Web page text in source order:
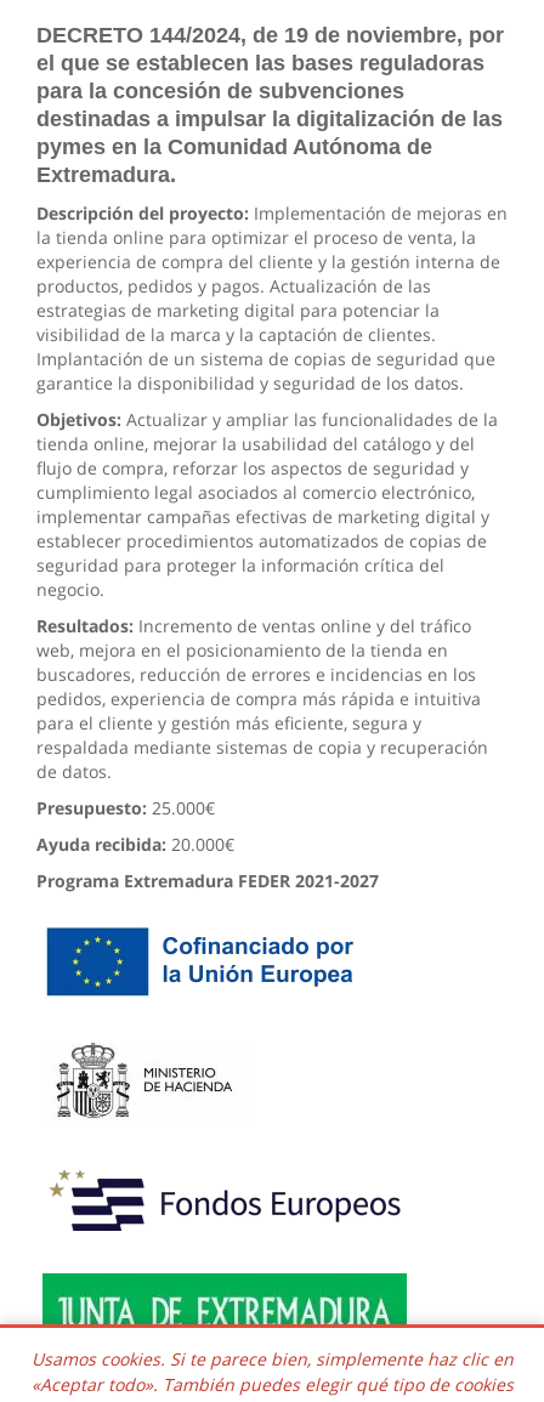
DECRETO 144/2024, de 19 de noviembre, por
el que se establecen las bases reguladoras
para la concesión de subvenciones
destinadas a impulsar la digitalización de las
pymes en la Comunidad Autónoma de
Extremadura.
Descripción del proyecto: Implementación de mejoras en
la tienda online para optimizar el proceso de venta, la
experiencia de compra del cliente y la gestión interna de
productos, pedidos y pagos. Actualización de las
estrategias de marketing digital para potenciar la
visibilidad de la marca y la captación de clientes.
Implantación de un sistema de copias de seguridad que
garantice la disponibilidad y seguridad de los datos.
Objetivos: Actualizar y ampliar las funcionalidades de la
tienda online, mejorar la usabilidad del catálogo y del
flujo de compra, reforzar los aspectos de seguridad y
cumplimiento legal asociados al comercio electrónico,
implementar campañas efectivas de marketing digital y
establecer procedimientos automatizados de copias de
seguridad para proteger la información crítica del
negocio.
Resultados: Incremento de ventas online y del tráfico
web, mejora en el posicionamiento de la tienda en
buscadores, reducción de errores e incidencias en los
pedidos, experiencia de compra más rápida e intuitiva
para el cliente y gestión más eficiente, segura y
respaldada mediante sistemas de copia y recuperación
de datos.
Presupuesto: 25.000€
Ayuda recibida: 20.000€
Programa Extremadura FEDER 2021-2027
Usamos cookies. Si te parece bien, simplemente haz clic en
«Aceptar todo». También puedes elegir qué tipo de cookies